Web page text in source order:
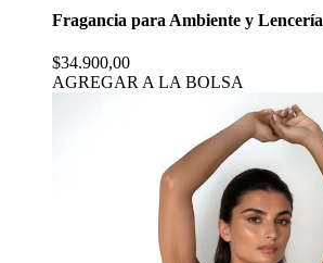
Fragancia para Ambiente y Lencería
$34.900,00
AGREGAR A LA BOLSA